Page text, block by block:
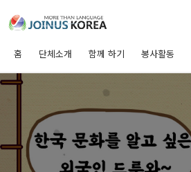
홈 단체소개 함께 하기 봉사활동